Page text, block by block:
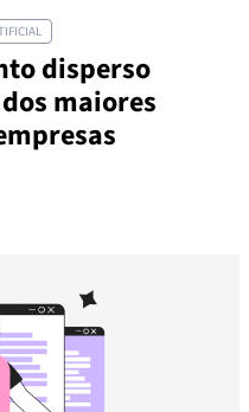
disperso
maiores